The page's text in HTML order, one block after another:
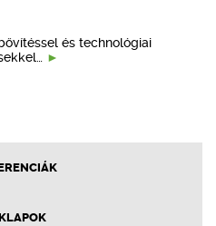
és technológiai